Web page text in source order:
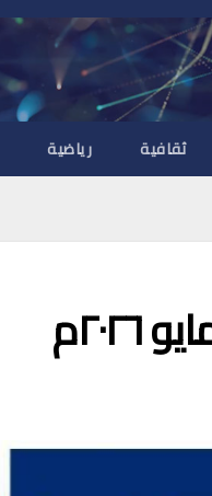
ثقافية رياضية